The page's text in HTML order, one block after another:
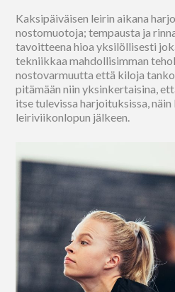
Kaksipäiväisen leirin aikana
nostomuotoja; tempausta ja
tavoitteena hioa yksilöllisesti
tekniikkaa mahdollisimman
nostovarmuutta että kiloja
pitämään niin yksinkertaisina,
itse tulevissa harjoituksissa,
leiriviikonlopun jälkeen.